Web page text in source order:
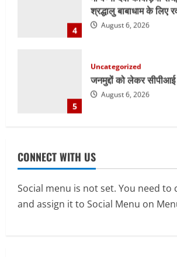
5
जनमुद्दों को लेकर सीपीआई
August 6, 2026
1
सेल, राउरकेला इस्पात
वाली सी.ओ.जी. फ्लेयर
कार्य प्रारंभ
2
7-8-2026
August 7, 2026
CONNECT WITH US
Social menu is not set. You need to
and assign it to Social Menu on